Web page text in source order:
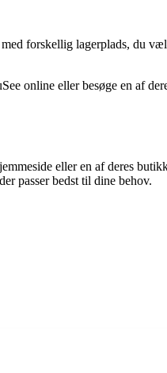
forskellig lagerplads, du
online eller besøge en af
eller en af deres
passer bedst til dine behov.